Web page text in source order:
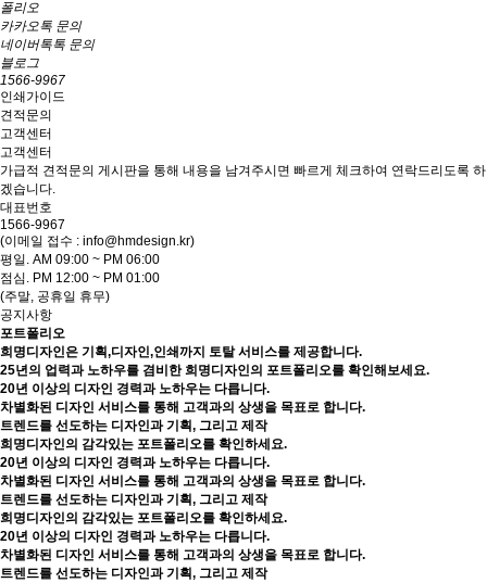
폴리오
카카오톡 문의
네이버톡톡 문의
블로그
1566-9967
인쇄가이드
견적문의
고객센터
고객센터
가급적 견적문의 게시판을 통해 내용을 남겨주시면 빠르게 체크하여 연락드리도록 하
겠습니다.
대표번호
1566-9967
(이메일 접수 : info@hmdesign.kr)
평일. AM 09:00 ~ PM 06:00
점심. PM 12:00 ~ PM 01:00
(주말, 공휴일 휴무)
공지사항
포트폴리오
희명디자인은 기획,디자인,인쇄까지 토탈 서비스를 제공합니다.
25년의 업력과 노하우를 겸비한 희명디자인의 포트폴리오를 확인해보세요.
20년 이상의 디자인 경력과 노하우는 다릅니다.
차별화된 디자인 서비스를 통해 고객과의 상생을 목표로 합니다.
트렌드를 선도하는 디자인과 기획, 그리고 제작
희명디자인의 감각있는 포트폴리오를 확인하세요.
20년 이상의 디자인 경력과 노하우는 다릅니다.
차별화된 디자인 서비스를 통해 고객과의 상생을 목표로 합니다.
트렌드를 선도하는 디자인과 기획, 그리고 제작
희명디자인의 감각있는 포트폴리오를 확인하세요.
20년 이상의 디자인 경력과 노하우는 다릅니다.
차별화된 디자인 서비스를 통해 고객과의 상생을 목표로 합니다.
트렌드를 선도하는 디자인과 기획, 그리고 제작